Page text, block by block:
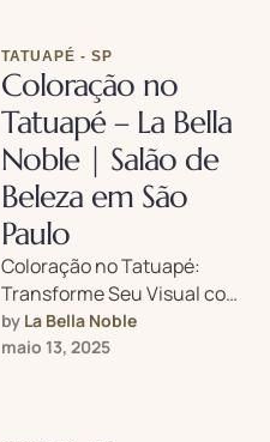
TATUAPÉ - SP
Coloração no
Tatuapé – La Bella
Noble | Salão de
Beleza em São
Paulo
Coloração no Tatuapé:
Transforme Seu Visual com
Estilo no La Bella Noble Se
você deseja renovar o visual
by La Bella Noble
maio 13, 2025